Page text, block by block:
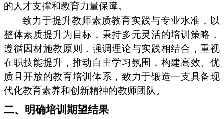
的人才支撑和教育力量保障。
致力于提升教师素质教育实践与专业水准，以
整体素质提升为目标，秉持多元灵活的培训策略，
遵循因材施教原则，强调理论与实践相结合，重视
在职技能提升，推动自主学习氛围，构建高效、优
质且开放的教育培训体系，致力于锻造一支具备现
代化教育素养和创新精神的教师团队。
二、明确培训期望结果